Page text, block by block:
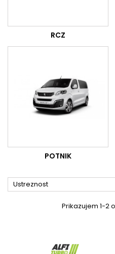
RCZ
POTNIK
Ustreznost
Prikazujem 1-2